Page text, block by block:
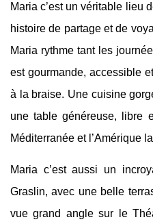
Maria c’est un véritable lieu
histoire de partage et de
Maria rythme tant les
est gourmande, accessible
à la braise. Une cuisine
une table généreuse, libre
Méditerranée et l’Amérique
Maria c’est aussi un
Graslin, avec une belle
vue grand angle sur le